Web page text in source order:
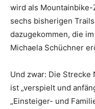
wird als
sechs bisherigen
dazugekommen, die
Michaela Schüchner
Und zwar: Die Strecke
ist „verspielt und
„Einsteiger- und